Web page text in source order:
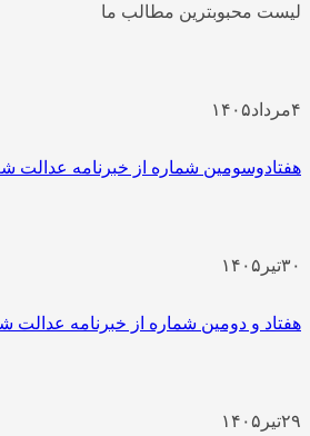
محبوبترین مطالب ما
۱۴۰۵
شماره از خبرنامه عدالت شغلی
۱۴۰۵
و دومین شماره از خبرنامه عدالت شغلی
۱۴۰۵